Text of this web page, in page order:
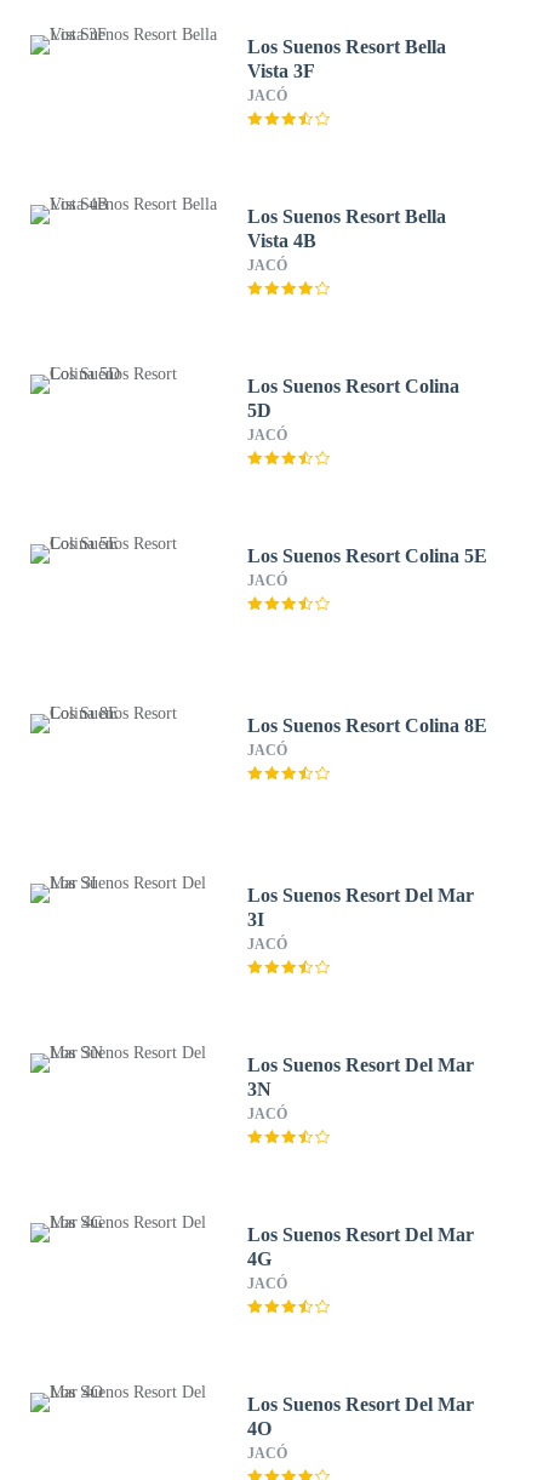
Los Suenos Resort Bella
Vista 3F
JACÓ
Los Suenos Resort Bella
Vista 4B
JACÓ
Los Suenos Resort Colina
5D
JACÓ
Los Suenos Resort Colina 5E
JACÓ
Los Suenos Resort Colina 8E
JACÓ
Los Suenos Resort Del Mar
3I
JACÓ
Los Suenos Resort Del Mar
3N
JACÓ
Los Suenos Resort Del Mar
4G
JACÓ
Los Suenos Resort Del Mar
4O
JACÓ